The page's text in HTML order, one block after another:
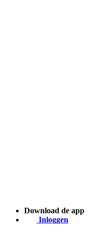
Download de app
Inloggen